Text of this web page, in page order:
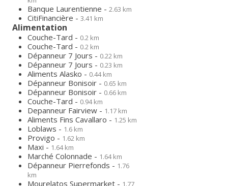
Banque Laurentienne - 2.63 km
CitiFinancière - 3.41 km
Alimentation
Couche-Tard - 0.2 km
Couche-Tard - 0.2 km
Dépanneur 7 Jours - 0.22 km
Dépanneur 7 Jours - 0.23 km
Aliments Alasko - 0.44 km
Dépanneur Bonisoir - 0.65 km
Dépanneur Bonisoir - 0.66 km
Couche-Tard - 0.94 km
Depanneur Fairview - 1.17 km
Aliments Fins Cavallaro - 1.25 km
Loblaws - 1.6 km
Provigo - 1.62 km
Maxi - 1.64 km
Marché Colonnade - 1.64 km
Dépanneur Pierrefonds - 1.76
km
Mourelatos Supermarket - 1.77